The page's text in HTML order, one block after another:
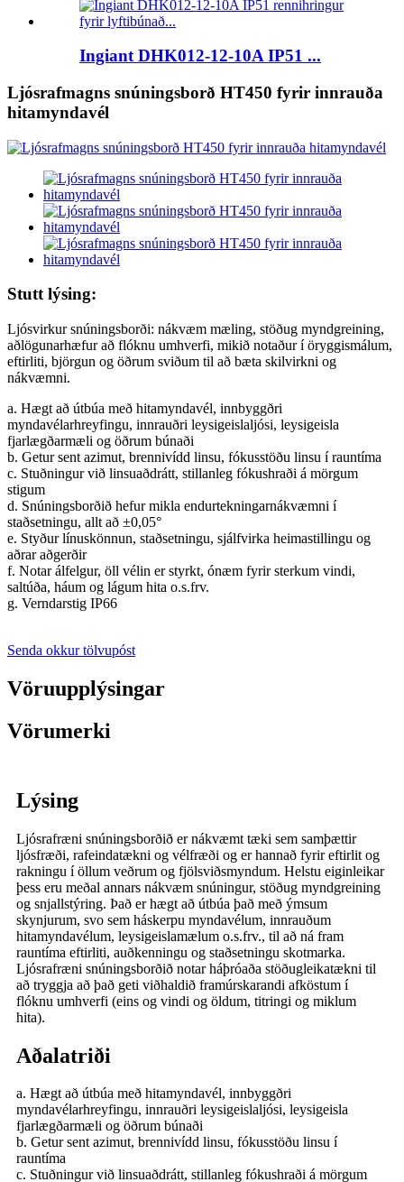
Ingiant DHK012-12-10A IP51 ...
Ljósrafmagns snúningsborð HT450 fyrir innrauða
hitamyndavél
Stutt lýsing:
Ljósvirkur snúningsborði: nákvæm mæling, stöðug myndgreining,
aðlögunarhæfur að flóknu umhverfi, mikið notaður í öryggismálum,
eftirliti, björgun og öðrum sviðum til að bæta skilvirkni og
nákvæmni.
a. Hægt að útbúa með hitamyndavél, innbyggðri
myndavélarhreyfingu, innrauðri leysigeislaljósi, leysigeisla
fjarlægðarmæli og öðrum búnaði
b. Getur sent azimut, brennivídd linsu, fókusstöðu linsu í rauntíma
c. Stuðningur við linsuaðdrátt, stillanleg fókushraði á mörgum
stigum
d. Snúningsborðið hefur mikla endurtekningarnákvæmni í
staðsetningu, allt að ±0,05°
e. Styður línuskönnun, staðsetningu, sjálfvirka heimastillingu og
aðrar aðgerðir
f. Notar álfelgur, öll vélin er styrkt, ónæm fyrir sterkum vindi,
saltúða, háum og lágum hita o.s.frv.
g. Verndarstig IP66
Senda okkur tölvupóst
Vöruupplýsingar
Vörumerki
Lýsing
Ljósrafræni snúningsborðið er nákvæmt tæki sem samþættir
ljósfræði, rafeindatækni og vélfræði og er hannað fyrir eftirlit og
rakningu í öllum veðrum og fjölsviðsmyndum. Helstu eiginleikar
þess eru meðal annars nákvæm snúningur, stöðug myndgreining
og snjallstýring. Það er hægt að útbúa það með ýmsum
skynjurum, svo sem háskerpu myndavélum, innrauðum
hitamyndavélum, leysigeislamælum o.s.frv., til að ná fram
rauntíma eftirliti, auðkenningu og staðsetningu skotmarka.
Ljósrafræni snúningsborðið notar háþróaða stöðugleikatækni til
að tryggja að það geti viðhaldið framúrskarandi afköstum í
flóknu umhverfi (eins og vindi og öldum, titringi og miklum
hita).
Aðalatriði
a. Hægt að útbúa með hitamyndavél, innbyggðri
myndavélarhreyfingu, innrauðri leysigeislaljósi, leysigeisla
fjarlægðarmæli og öðrum búnaði
b. Getur sent azimut, brennivídd linsu, fókusstöðu linsu í
rauntíma
c. Stuðningur við linsuaðdrátt, stillanleg fókushraði á mörgum